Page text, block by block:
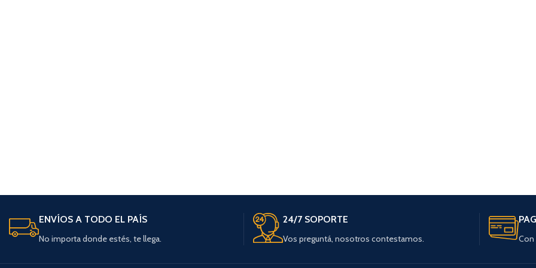
ENVÍOS A TODO EL PAÍS
No importa donde estés, te llega.
24/7 SOPORTE
Vos preguntá, nosotros contestamos. Con